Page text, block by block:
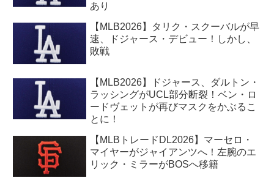
あり
【MLB2026】タリク・スクーバルが早
速、ドジャース・デビュー！しかし、
敗戦
【MLB2026】ドジャース、ダルトン・
ラッシングがUCL部分断裂！ベン・ロ
ードヴェットが再びマスクをかぶるこ
とに！
【MLBトレードDL2026】マーセロ・
マイヤーがジャイアンツへ！左腕のエ
リック・ミラーがBOSへ移籍